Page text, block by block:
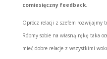
comiesięczny feedback.
Oprócz relacji z szefem rozwijajmy
Róbmy sobie na własną rękę taka
mieć dobre relacje z wszystkimi